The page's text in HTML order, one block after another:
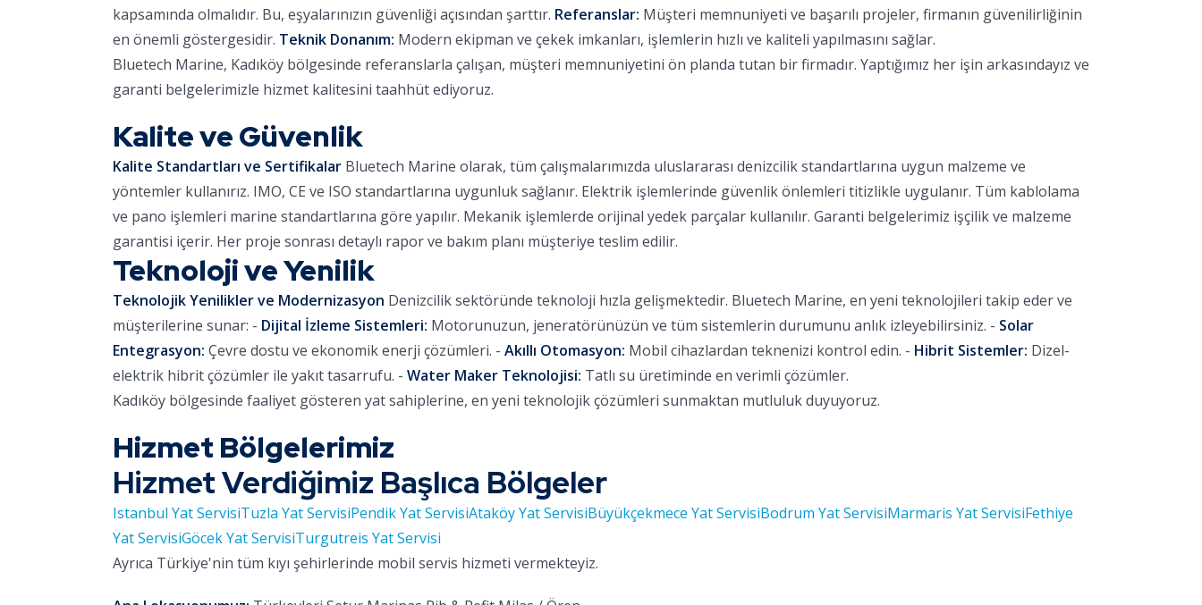
kapsamında olmalıdır. Bu, eşyalarınızın güvenliği açısından şarttır. Referanslar: Müşteri memnuniyeti ve başarılı projeler, firmanın güvenilirliğinin
en önemli göstergesidir. Teknik Donanım: Modern ekipman ve çekek imkanları, işlemlerin hızlı ve kaliteli yapılmasını sağlar.
Bluetech Marine, Kadıköy bölgesinde referanslarla çalışan, müşteri memnuniyetini ön planda tutan bir firmadır. Yaptığımız her işin arkasındayız ve
garanti belgelerimizle hizmet kalitesini taahhüt ediyoruz.
Kalite ve Güvenlik
Kalite Standartları ve Sertifikalar Bluetech Marine olarak, tüm çalışmalarımızda uluslararası denizcilik standartlarına uygun malzeme ve
yöntemler kullanırız. IMO, CE ve ISO standartlarına uygunluk sağlanır. Elektrik işlemlerinde güvenlik önlemleri titizlikle uygulanır. Tüm kablolama
ve pano işlemleri marine standartlarına göre yapılır. Mekanik işlemlerde orijinal yedek parçalar kullanılır. Garanti belgelerimiz işçilik ve malzeme
garantisi içerir. Her proje sonrası detaylı rapor ve bakım planı müşteriye teslim edilir.
Teknoloji ve Yenilik
Teknolojik Yenilikler ve Modernizasyon Denizcilik sektöründe teknoloji hızla gelişmektedir. Bluetech Marine, en yeni teknolojileri takip eder ve
müşterilerine sunar: - Dijital İzleme Sistemleri: Motorunuzun, jeneratörünüzün ve tüm sistemlerin durumunu anlık izleyebilirsiniz. - Solar
Entegrasyon: Çevre dostu ve ekonomik enerji çözümleri. - Akıllı Otomasyon: Mobil cihazlardan teknenizi kontrol edin. - Hibrit Sistemler: Dizel-
elektrik hibrit çözümler ile yakıt tasarrufu. - Water Maker Teknolojisi: Tatlı su üretiminde en verimli çözümler.
Kadıköy bölgesinde faaliyet gösteren yat sahiplerine, en yeni teknolojik çözümleri sunmaktan mutluluk duyuyoruz.
Hizmet Bölgelerimiz
Hizmet Verdiğimiz Başlıca Bölgeler
Istanbul Yat ServisiTuzla Yat ServisiPendik Yat ServisiAtaköy Yat ServisiBüyükçekmece Yat ServisiBodrum Yat ServisiMarmaris Yat ServisiFethiye
Yat ServisiGöcek Yat ServisiTurgutreis Yat Servisi
Ayrıca Türkiye'nin tüm kıyı şehirlerinde mobil servis hizmeti vermekteyiz.